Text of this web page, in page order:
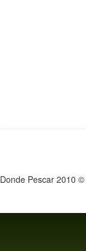
Donde Pescar 2010 ©